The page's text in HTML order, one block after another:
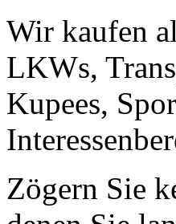
Wir kaufen
LKWs,
Kupees,
Zögern Sie